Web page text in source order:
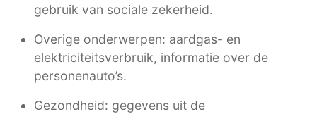
gebruik van sociale zekerheid.
Overige onderwerpen: aardgas- en
elektriciteitsverbruik, informatie over de
personenauto’s.
Gezondheid: gegevens uit de